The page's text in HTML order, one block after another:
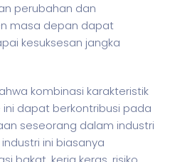
perubahan dan
masa depan dapat
kesuksesan jangka
kombinasi karakteristik
dapat berkontribusi pada
seseorang dalam industri
ini biasanya